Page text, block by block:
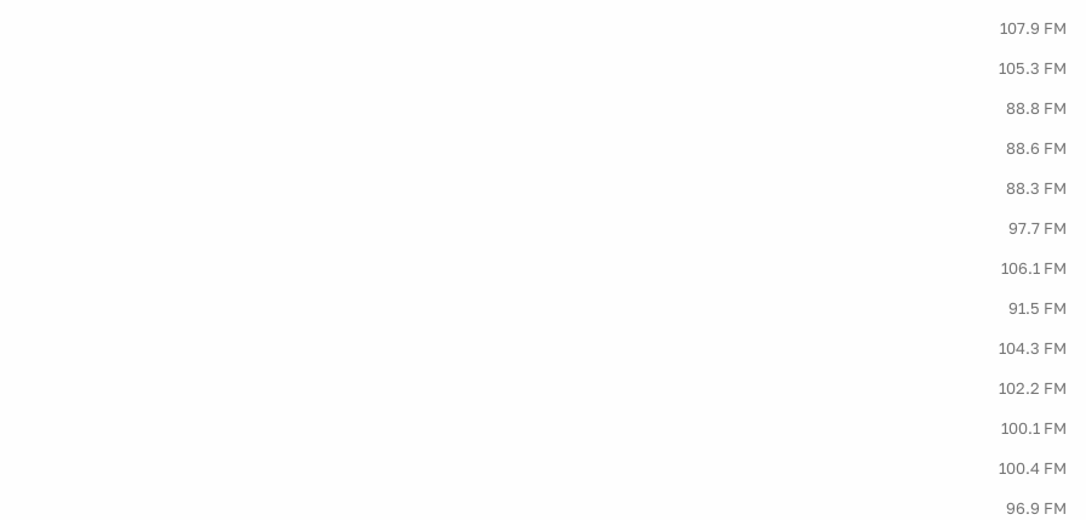
107.9 FM
105.3 FM
88.8 FM
88.6 FM
88.3 FM
97.7 FM
106.1 FM
91.5 FM
104.3 FM
102.2 FM
100.1 FM
100.4 FM
96.9 FM